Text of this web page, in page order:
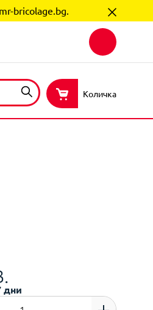
bricolage.bg.
Количка
дни